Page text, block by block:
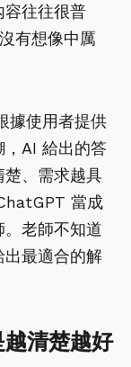
容往往很普
有想像中厲
據使用者提供
，AI 給出的答
楚、需求越具
當成
老師不知道
出最適合的解
清楚越好